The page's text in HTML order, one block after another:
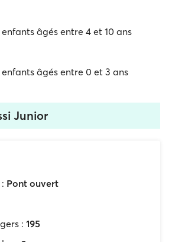
âgés entre 4 et 10 ans
âgés entre 0 et 3 ans
Junior
Pont ouvert
: 195